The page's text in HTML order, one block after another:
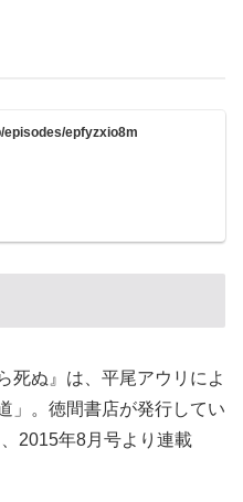
episodes/epfyzxio8m
死ぬ』は、平尾アウリによ
」。徳間書店が発行してい
2015年8月号より連載